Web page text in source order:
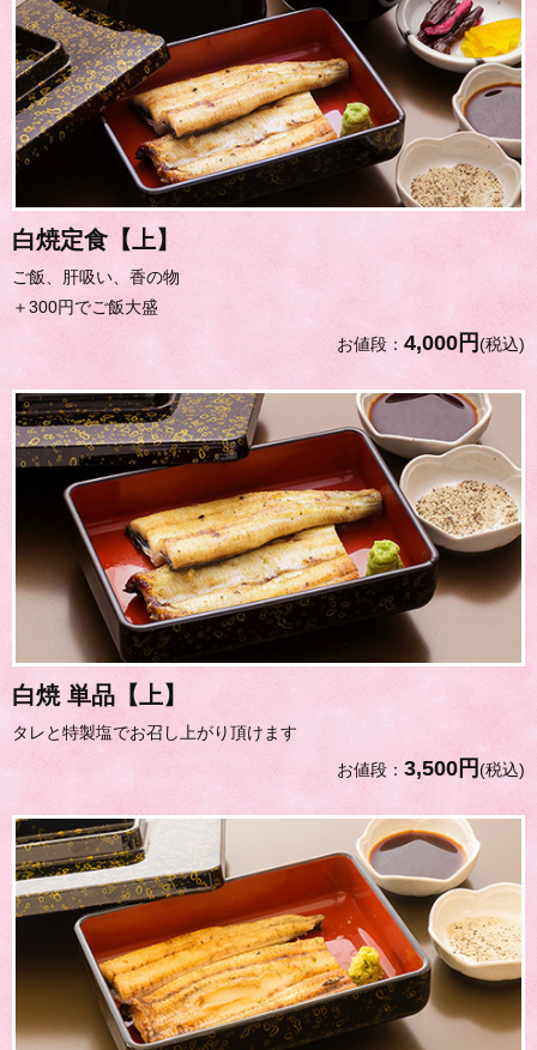
白焼定食【上】
ご飯、肝吸い、香の物
＋300円でご飯大盛
お値段： 4,000円(税込)
白焼 単品【上】
タレと特製塩でお召し上がり頂けます
お値段： 3,500円(税込)